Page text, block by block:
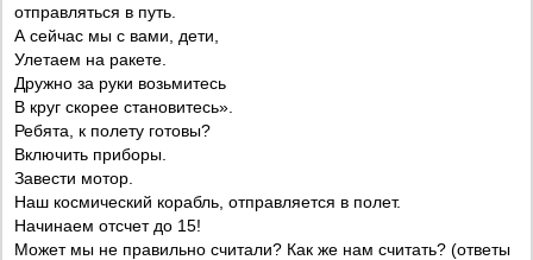
отправляться в путь.
А сейчас мы с вами, дети,
Улетаем на ракете.
Дружно за руки возьмитесь
В круг скорее становитесь».
Ребята, к полету готовы?
Включить приборы.
Завести мотор.
Наш космический корабль, отправляется в полет.
Начинаем отсчет до 15!
Может мы не правильно считали? Как же нам считать? (ответы